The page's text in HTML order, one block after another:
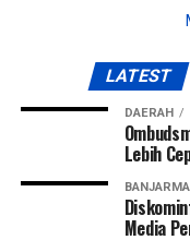
LATEST
DAERAH
Lebih
Media